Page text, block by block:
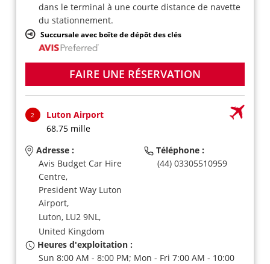
dans le terminal à une courte distance de navette
du stationnement.
Succursale avec boîte de dépôt des clés
FAIRE UNE RÉSERVATION
2
Luton Airport
68.75 mille
Adresse :
Avis Budget Car Hire
Centre,
President Way Luton
Airport,
Luton, LU2 9NL,
United Kingdom
Téléphone :
(44) 03305510959
Heures d'exploitation :
Sun 8:00 AM - 8:00 PM; Mon - Fri 7:00 AM - 10:00